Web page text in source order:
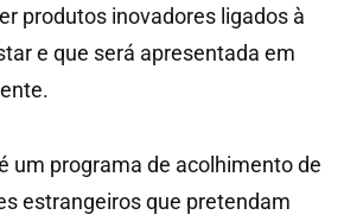
produtos inovadores ligados à
e que será apresentada em
um programa de acolhimento de
estrangeiros que pretendam